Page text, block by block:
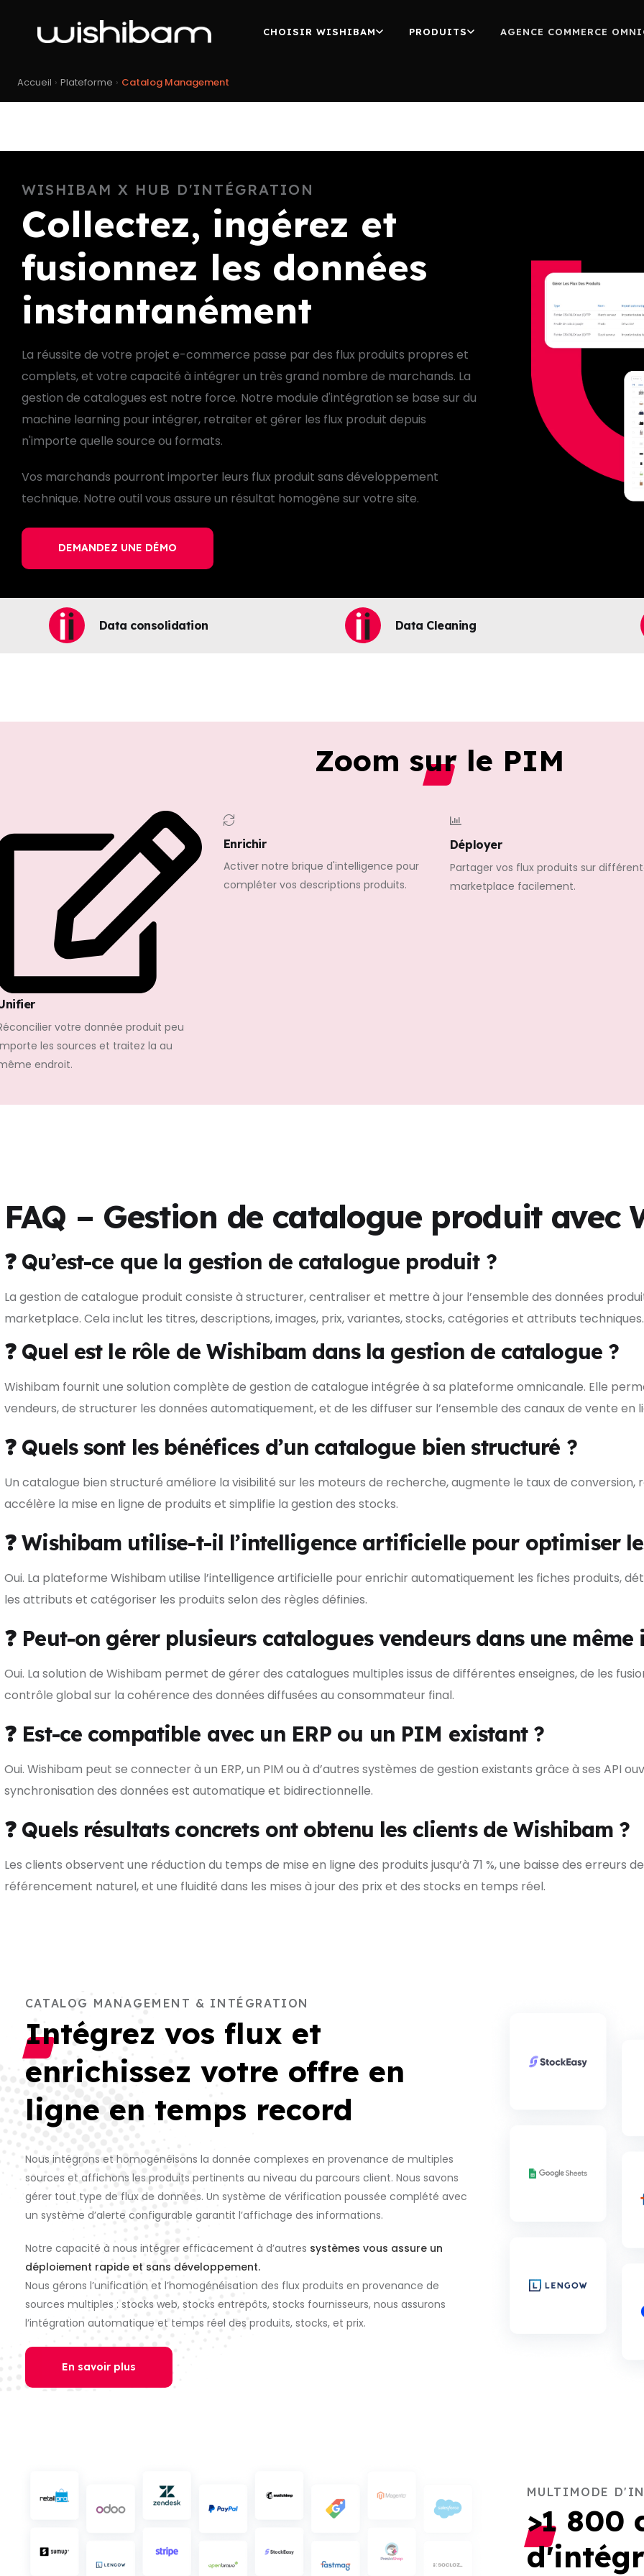
CHOISIR WISHIBAM PRODUITS AGENCE COMMERCE
Accueil › Plateforme › Catalog Management
WISHIBAM X HUB D'INTÉGRATION
Collectez, ingérez et
fusionnez les données
instantanément
La réussite de votre projet e-commerce passe par des flux produits propres et
complets, et votre capacité à intégrer un très grand nombre de marchands. La
gestion de catalogues est notre force. Notre module d'intégration se base sur du
machine learning pour intégrer, retraiter et gérer les flux produit depuis
n'importe quelle source ou formats.
Vos marchands pourront importer leurs flux produit sans développement
technique. Notre outil vous assure un résultat homogène sur votre site.
DEMANDEZ UNE DÉMO
Data consolidation Data Cleaning
Zoom sur le PIM
votre donnée produit peu
les sources et traitez la au
endroit.
Enrichir
Activer notre brique d'intelligence pour
compléter vos descriptions produits.
Déployer
Partager vos flux produits sur
marketplace facilement.
FAQ – Gestion de catalogue produit avec
❓ Qu’est-ce que la gestion de catalogue produit ?
La gestion de catalogue produit consiste à structurer, centraliser et mettre à jour l’ensemble des données
marketplace. Cela inclut les titres, descriptions, images, prix, variantes, stocks, catégories et attributs techniques.
❓ Quel est le rôle de Wishibam dans la gestion de catalogue ?
Wishibam fournit une solution complète de gestion de catalogue intégrée à sa plateforme omnicanale. Elle
vendeurs, de structurer les données automatiquement, et de les diffuser sur l’ensemble des canaux de vente en
❓ Quels sont les bénéfices d’un catalogue bien structuré ?
Un catalogue bien structuré améliore la visibilité sur les moteurs de recherche, augmente le taux de conversion,
accélère la mise en ligne de produits et simplifie la gestion des stocks.
❓ Wishibam utilise-t-il l’intelligence artificielle pour optimiser
Oui. La plateforme Wishibam utilise l’intelligence artificielle pour enrichir automatiquement les fiches produits,
les attributs et catégoriser les produits selon des règles définies.
❓ Peut-on gérer plusieurs catalogues vendeurs dans une même
Oui. La solution de Wishibam permet de gérer des catalogues multiples issus de différentes enseignes, de les
contrôle global sur la cohérence des données diffusées au consommateur final.
❓ Est-ce compatible avec un ERP ou un PIM existant ?
Oui. Wishibam peut se connecter à un ERP, un PIM ou à d’autres systèmes de gestion existants grâce à ses API
synchronisation des données est automatique et bidirectionnelle.
❓ Quels résultats concrets ont obtenu les clients de Wishibam ?
Les clients observent une réduction du temps de mise en ligne des produits jusqu’à 71 %, une baisse des erreurs
référencement naturel, et une fluidité dans les mises à jour des prix et des stocks en temps réel.
CATALOG MANAGEMENT & INTÉGRATION
Intégrez vos flux et
enrichissez votre offre en
ligne en temps record
Nous intégrons et homogénéisons la donnée complexes en provenance de multiples
sources et affichons les produits pertinents au niveau du parcours client. Nous savons
gérer tout type de flux de données. Un système de vérification poussée complété avec
un système d’alerte configurable garantit l’affichage des informations.
Notre capacité à nous intégrer efficacement à d’autres systèmes vous assure un
déploiement rapide et sans développement.
Nous gérons l’unification et l’homogénéisation des flux produits en provenance de
sources multiples : stocks web, stocks entrepôts, stocks fournisseurs, nous assurons
l’intégration automatique et temps réel des produits, stocks, et prix.
En savoir plus
MULTIMODE
>1 800